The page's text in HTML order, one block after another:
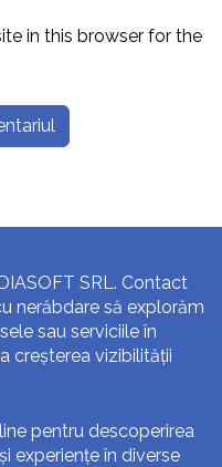
in this browser for the
SRL. Contact
nerăbdare să explorăm
sau serviciile în
creșterea vizibilității
pentru descoperirea
experiențe în diverse